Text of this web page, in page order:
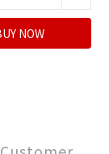
NOW